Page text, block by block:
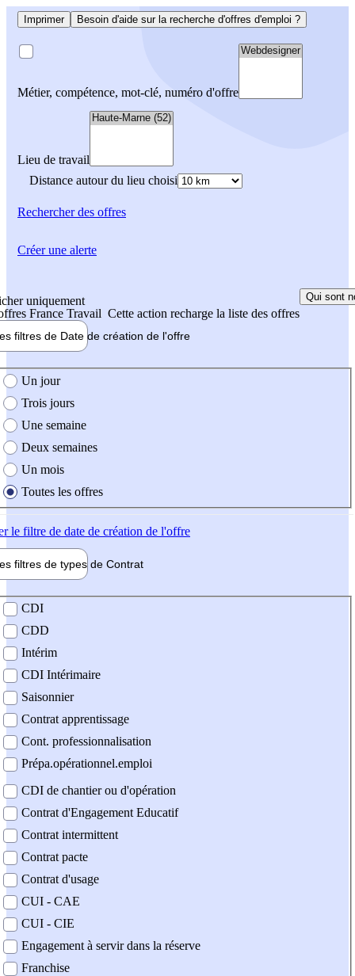
Imprimer Besoin d'aide sur la recherche d'offres d'emploi ?
Métier, compétence, mot-clé, numéro d'offre
Lieu de travail
Distance autour du lieu choisi
Rechercherdes offres
uniquement
France Travail Cette action recharge la liste des offres
Qui sont
filtres de Date de création de l'offre
création de l'offre
Un jour
Trois jours
Une semaine
Deux semaines
Un mois
Toutes les offres
le filtre de date de création de l'offre
filtres de types de Contrat
contrat
CDI
CDD
Intérim
CDI Intérimaire
Saisonnier
Contrat apprentissage
Cont. professionnalisation
Prépa.opérationnel.emploi
CDI de chantier ou d'opération
Contrat d'Engagement Educatif
Contrat intermittent
Contrat pacte
Contrat d'usage
CUI - CAE
CUI - CIE
Engagement à servir dans la réserve
Franchise
Créer une alerte